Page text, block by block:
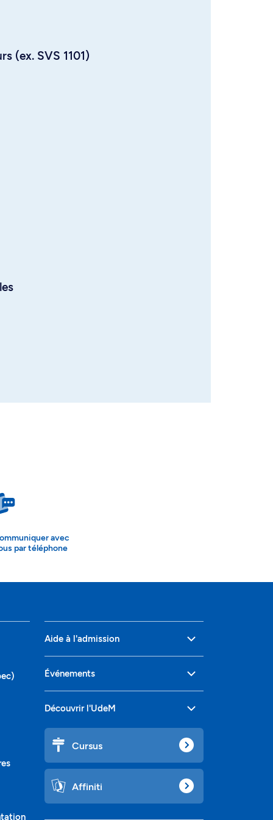
(ex. SVS 1101)
avec
par téléphone
Aide à l'admission
Événements
Découvrir l'UdeM
Cursus
Affiniti